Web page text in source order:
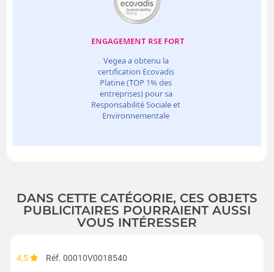
DANS CETTE CATÉGORIE, CES OBJETS
PUBLICITAIRES POURRAIENT AUSSI
VOUS INTÉRESSER
4,5 Réf. 00010V0018540